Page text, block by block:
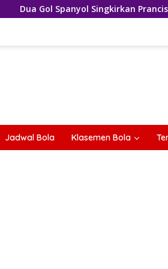
Singkirkan Prancis, La Roja Melaju ke
Jadwal Bola Klasemen Bola